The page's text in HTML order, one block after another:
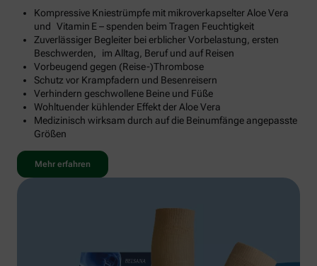
Kompressive Kniestrümpfe mit mikroverkapselter Aloe Vera
und Vitamin E – spenden beim Tragen Feuchtigkeit
Zuverlässiger Begleiter bei erblicher Vorbelastung, ersten
Beschwerden, im Alltag, Beruf und auf Reisen
Vorbeugend gegen (Reise-)Thrombose
Schutz vor Krampfadern und Besenreisern
Verhindern geschwollene Beine und Füße
Wohltuender kühlender Effekt der Aloe Vera
Medizinisch wirksam durch auf die Beinumfänge angepasste
Größen
Mehr erfahren